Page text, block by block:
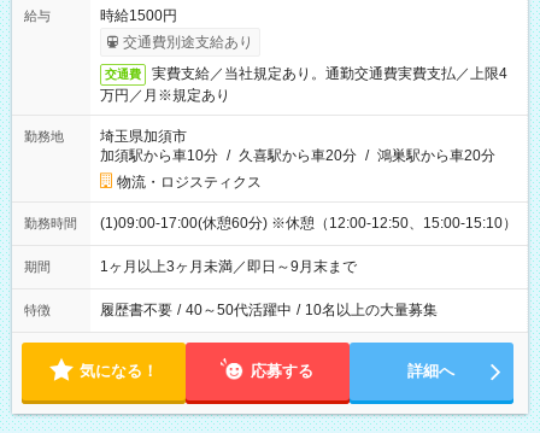
給与
時給1500円
交通費別途支給あり
交通費
実費支給／当社規定あり。通勤交通費実費支払／上限4
万円／月※規定あり
勤務地
埼玉県加須市
加須駅から車10分 / 久喜駅から車20分 / 鴻巣駅から車20分
物流・ロジスティクス
勤務時間 (1)09:00-17:00(休憩60分) ※休憩（12:00-12:50、15:00-15:10）
期間 1ヶ月以上3ヶ月未満／即日～9月末まで
特徴 履歴書不要 / 40～50代活躍中 / 10名以上の大量募集
気になる！ 応募する 詳細へ